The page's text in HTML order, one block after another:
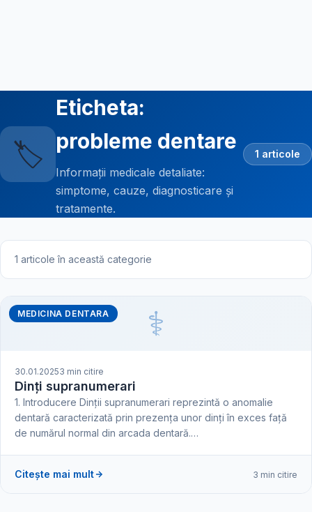
🏷️
Eticheta:
probleme dentare
Informații medicale detaliate:
simptome, cauze, diagnosticare și
tratamente.
1 articole
1 articole în această categorie
⚕️
MEDICINA DENTARA
30.01.20253 min citire
Dinți supranumerari
1. Introducere Dinții supranumerari reprezintă o anomalie
dentară caracterizată prin prezența unor dinți în exces față
de numărul normal din arcada dentară.…
Citește mai mult 3 min citire